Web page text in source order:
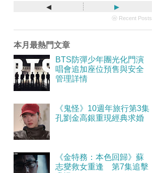
◂ ▸
ⓦ Recent Posts
本月最熱門文章
BTS防彈少年團光化門演
唱會追加座位預售與安全
管理詳情
《鬼怪》10週年旅行第3集
孔劉金高銀重現經典求婚
《金特務：本色回歸》蘇
志燮救女重逢 第7集追擊